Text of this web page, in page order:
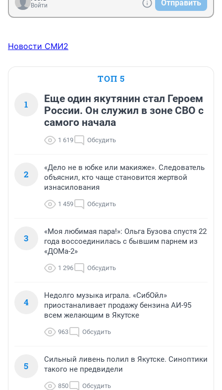
Войти
Отправить
Новости СМИ2
ТОП 5
1
Еще один якутянин стал Героем
России. Он служил в зоне СВО с
самого начала
1 619 Обсудить
2
«Дело не в юбке или макияже». Следователь
объяснил, кто чаще становится жертвой
изнасилования
1 459 Обсудить
3
«Моя любимая пара!»: Ольга Бузова спустя 22
года воссоединилась с бывшим парнем из
«ДОМа-2»
1 296 Обсудить
4
Недолго музыка играла. «СибОйл»
приостаналивает продажу бензина АИ-95
всем желающим в Якутске
963 Обсудить
5
Сильный ливень полил в Якутске. Синоптики
такого не предвидели
850 Обсудить